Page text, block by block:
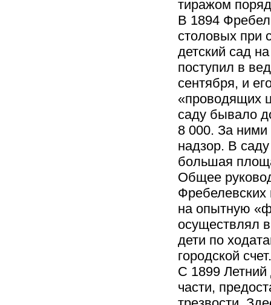
тиражом
В 1894
столовых при
детский сад
поступил в
сентября, и
«проводящих
саду бывало
8 000. За
надзор. В
большая
Общее
Фребелевских
на опытную
осуществлял
дети по
городской счет.
С 1899 Летний
части,